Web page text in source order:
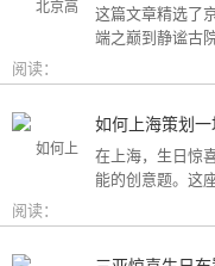
这篇文章精选了
端之巅到静谧古
阅读：
如何上海策划
在上海，生日惊
能的创意题。这
滩的璀璨夜景
无尽的灵感
阅读：